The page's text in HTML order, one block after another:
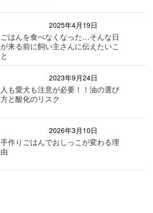
2025年4月19日
ごはんを食べなくなった…そんな日
が来る前に飼い主さんに伝えたいこ
と
2023年9月24日
人も愛犬も注意が必要！！油の選び
方と酸化のリスク
2026年3月10日
手作りごはんでおしっこが変わる理
由